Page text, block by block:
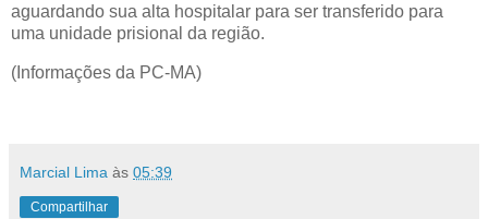
aguardando sua alta hospitalar para ser transferido para
uma unidade prisional da região.
(Informações da PC-MA)
Marcial Lima às 05:39
Compartilhar